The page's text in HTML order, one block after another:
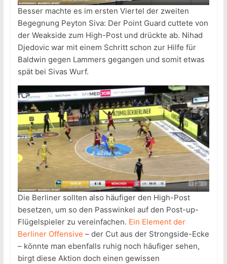
Besser machte es im ersten Viertel der zweiten
Begegnung Peyton Siva: Der Point Guard cuttete von
der Weakside zum High-Post und drückte ab. Nihad
Djedovic war mit einem Schritt schon zur Hilfe für
Baldwin gegen Lammers gegangen und somit etwas
spät bei Sivas Wurf.
Die Berliner sollten also häufiger den High-Post
besetzen, um so den Passwinkel auf den Post-up-
Flügelspieler zu vereinfachen. Ein Element der
Berliner Offensive – der Cut aus der Strongside-Ecke
– könnte man ebenfalls ruhig noch häufiger sehen,
birgt diese Aktion doch einen gewissen